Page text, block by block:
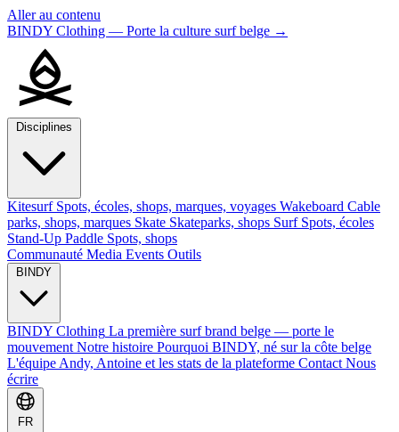
Aller au contenu
BINDY Clothing — Porte la culture surf belge →
Kitesurf Spots, écoles, shops, marques, voyages Wakeboard Cable
parks, shops, marques Skate Skateparks, shops Surf Spots, écoles
Stand-Up Paddle Spots, shops
Communauté Media Events Outils
BINDY Clothing La première surf brand belge — porte le
mouvement Notre histoire Pourquoi BINDY, né sur la côte belge
L'équipe Andy, Antoine et les stats de la plateforme Contact Nous
écrire